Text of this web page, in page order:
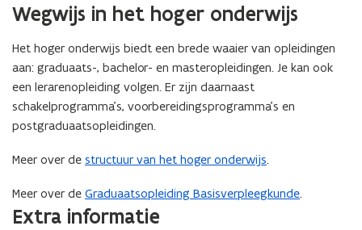
e
u
w
v
e
n
s
e
Wegwijs in het hoger onderwijs
Het hoger onderwijs biedt een brede waaier van opleidingen
aan: graduaats-, bachelor- en masteropleidingen. Je kan ook
een lerarenopleiding volgen. Er zijn daarnaast
schakelprogramma’s, voorbereidingsprogramma’s en
postgraduaatsopleidingen.
Meer over de structuur van het hoger onderwijs.
Meer over de Graduaatsopleiding Basisverpleegkunde.
Extra informatie